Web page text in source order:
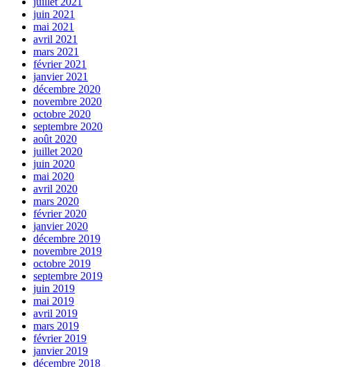
juin 2021
mai 2021
avril 2021
mars 2021
février 2021
janvier 2021
décembre 2020
novembre 2020
octobre 2020
septembre 2020
août 2020
juillet 2020
juin 2020
mai 2020
avril 2020
mars 2020
février 2020
janvier 2020
décembre 2019
novembre 2019
octobre 2019
septembre 2019
juin 2019
mai 2019
avril 2019
mars 2019
février 2019
janvier 2019
décembre 2018